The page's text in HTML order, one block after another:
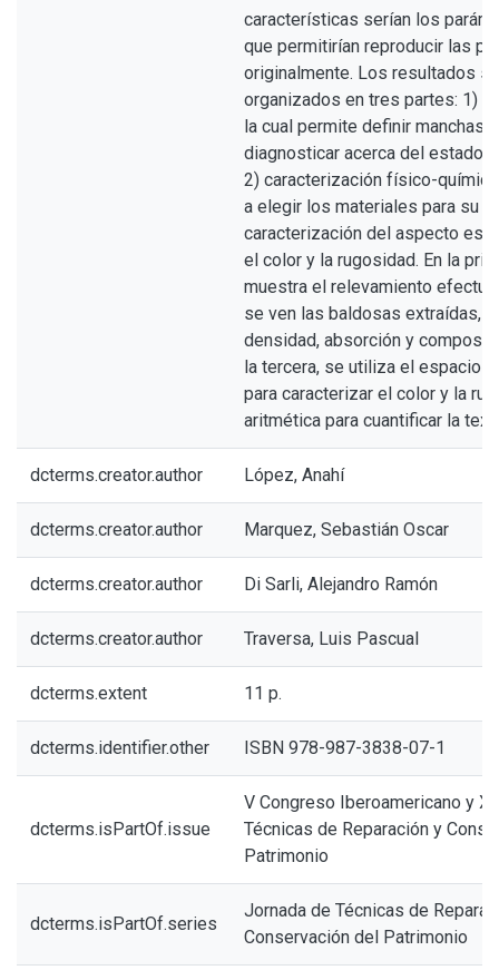
características serían los
que permitirían reproducir las
originalmente. Los resultados
organizados en tres partes: 1)
la cual permite definir manchas,
diagnosticar acerca del estado
2) caracterización físico-
a elegir los materiales para su
caracterización del aspecto
el color y la rugosidad. En la
muestra el relevamiento
se ven las baldosas extraídas,
densidad, absorción y
la tercera, se utiliza el espacio
para caracterizar el color y la
aritmética para cuantificar la
dcterms.creator.author López, Anahí
dcterms.creator.author Marquez, Sebastián Oscar
dcterms.creator.author Di Sarli, Alejandro Ramón
dcterms.creator.author Traversa, Luis Pascual
dcterms.extent 11 p.
dcterms.identifier.other ISBN 978-987-3838-07-1
dcterms.isPartOf.issue
V Congreso Iberoamericano y
Técnicas de Reparación y
Patrimonio
dcterms.isPartOf.series
Jornada de Técnicas de
Conservación del Patrimonio